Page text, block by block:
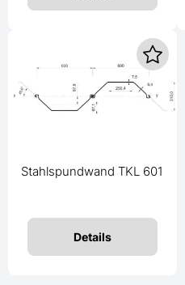
Stahlspundwand TKL 601
Details